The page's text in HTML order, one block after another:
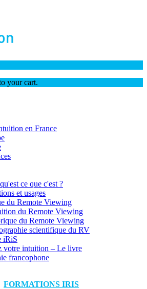
your cart.
en France
ce que c'est ?
et usages
du Remote Viewing
du Remote Viewing
du Remote Viewing
scientifique du RV
iRiS
votre intuition – Le livre
francophone
FORMATIONS IRIS